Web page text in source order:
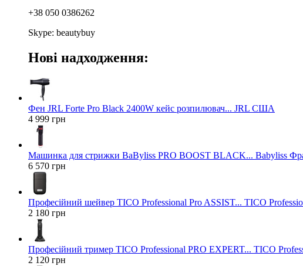
+38 050 0386262
Skype: beautybuy
Нові надходження:
Фен JRL Forte Pro Black 2400W кейс розпилювач... JRL США
4 999 грн
Машинка для стрижки BaByliss PRO BOOST BLACK... Babyliss
6 570 грн
Професійний шейвер TICO Professional Pro ASSIST... TICO
2 180 грн
Професійний тример TICO Professional PRO EXPERT... TICO
2 120 грн